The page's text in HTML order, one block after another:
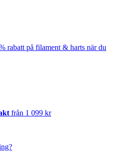
rabatt på filament & harts när du
från 1 099 kr